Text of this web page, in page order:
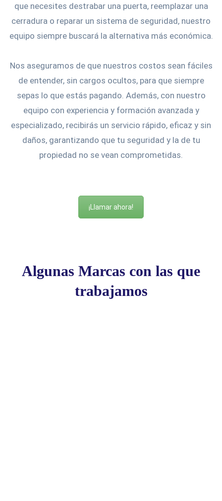
que necesites destrabar una puerta, reemplazar una
cerradura o reparar un sistema de seguridad, nuestro
equipo siempre buscará la alternativa más económica.
Nos aseguramos de que nuestros costos sean fáciles
de entender, sin cargos ocultos, para que siempre
sepas lo que estás pagando. Además, con nuestro
equipo con experiencia y formación avanzada y
especializado, recibirás un servicio rápido, eficaz y sin
daños, garantizando que tu seguridad y la de tu
propiedad no se vean comprometidas.
¡Llamar ahora!
Algunas Marcas con las que
trabajamos